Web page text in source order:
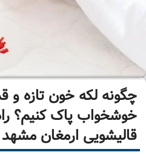
چگونه لکه خون تازه و
خوشخواب پاک کنیم؟
قالیشویی ارمغان مشهد